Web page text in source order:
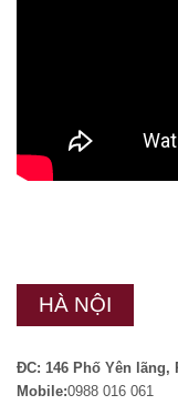
HÀ NỘI
ĐC: 146 Phố Yên lãng,
Mobile:0988 016 061